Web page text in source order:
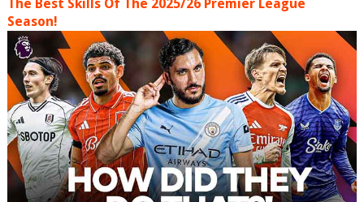
The Best Skills Of The 2025/26 Premier League
Season!